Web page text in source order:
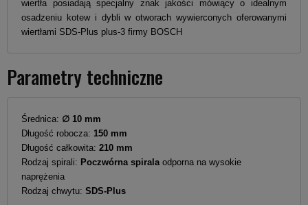
wiertła posiadają specjalny znak jakości mówiący o idealnym
osadzeniu kotew i dybli w otworach wywierconych oferowanymi
wiertłami SDS-Plus plus-3 firmy BOSCH
Parametry techniczne
Średnica: ∅ 10 mm
Długość robocza: 150 mm
Długość całkowita: 210 mm
Rodzaj spirali: Poczwórna spirala odporna na wysokie
naprężenia
Rodzaj chwytu: SDS-Plus